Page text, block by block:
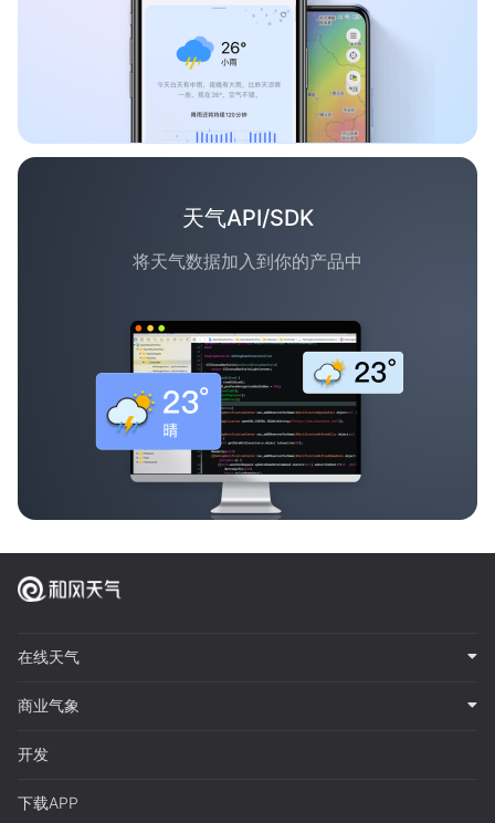
天气API/SDK
将天气数据加入到你的产品中
在线天气
商业气象
开发
下载APP